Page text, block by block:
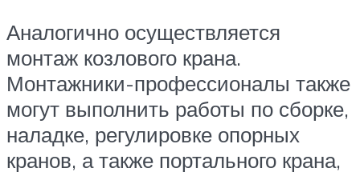
Аналогично осуществляется
монтаж козлового крана.
Монтажники-профессионалы также
могут выполнить работы по сборке,
наладке, регулировке опорных
кранов, а также портального крана,